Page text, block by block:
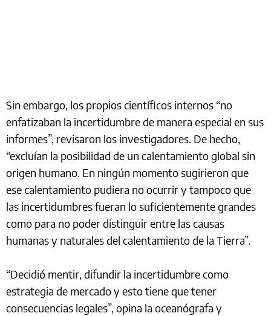
Sin embargo, los propios científicos internos “no
enfatizaban la incertidumbre de manera especial en sus
informes”, revisaron los investigadores. De hecho,
“excluían la posibilidad de un calentamiento global sin
origen humano. En ningún momento sugirieron que
ese calentamiento pudiera no ocurrir y tampoco que
las incertidumbres fueran lo suficientemente grandes
como para no poder distinguir entre las causas
humanas y naturales del calentamiento de la Tierra”.
“Decidió mentir, difundir la incertidumbre como
estrategia de mercado y esto tiene que tener
consecuencias legales”, opina la oceanógrafa y